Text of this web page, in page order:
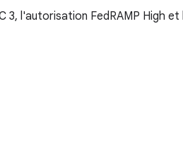
l'autorisation FedRAMP High